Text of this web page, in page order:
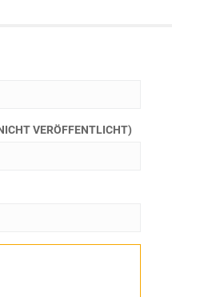
VERÖFFENTLICHT)